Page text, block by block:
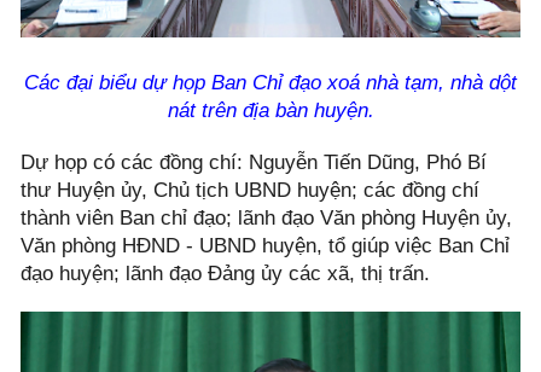
Các đại biểu dự họp Ban Chỉ đạo xoá nhà tạm, nhà dột
nát trên địa bàn huyện.
Dự họp có các đồng chí: Nguyễn Tiến Dũng, Phó Bí
thư Huyện ủy, Chủ tịch UBND huyện; các đồng chí
thành viên Ban chỉ đạo; lãnh đạo Văn phòng Huyện ủy,
Văn phòng HĐND - UBND huyện, tổ giúp việc Ban Chỉ
đạo huyện; lãnh đạo Đảng ủy các xã, thị trấn.